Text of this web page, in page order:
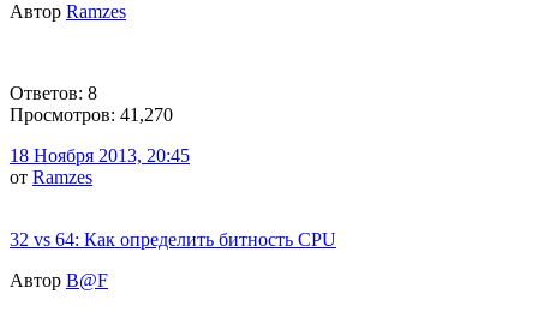
Автор Ramzes
Ответов: 8
Просмотров: 41,270
18 Ноября 2013, 20:45
от Ramzes
32 vs 64: Как определить битность CPU
Автор B@F